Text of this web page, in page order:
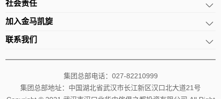
社会责任
加入金马凯旋
联系我们
集团总部电话：027-82210999
集团总部地址：中国湖北省武汉市长江新区汉口北大道21号